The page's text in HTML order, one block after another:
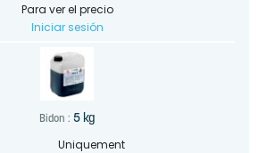
Para ver el precio
Iniciar sesión
Bidon : 5 kg
Uniquement